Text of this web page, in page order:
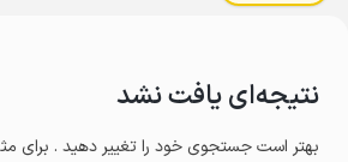
نتیجه‌ای یافت نشد
بهتر است جستجوی خود را تغییر دهید . برای